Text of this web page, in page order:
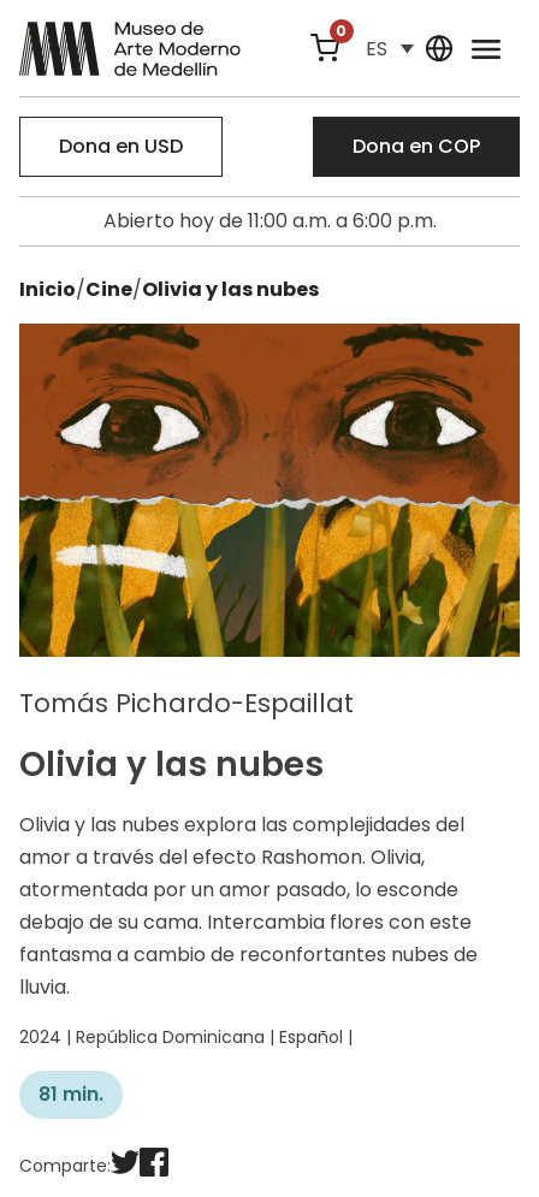
0
ES
Dona en USD Dona en COP
Abierto hoy de 11:00 a.m. a 6:00 p.m.
Inicio/Cine/Olivia y las nubes
Tomás Pichardo-Espaillat
Olivia y las nubes
Olivia y las nubes explora las complejidades del
amor a través del efecto Rashomon. Olivia,
atormentada por un amor pasado, lo esconde
debajo de su cama. Intercambia flores con este
fantasma a cambio de reconfortantes nubes de
lluvia.
2024 | República Dominicana | Español |
81 min.
Comparte: